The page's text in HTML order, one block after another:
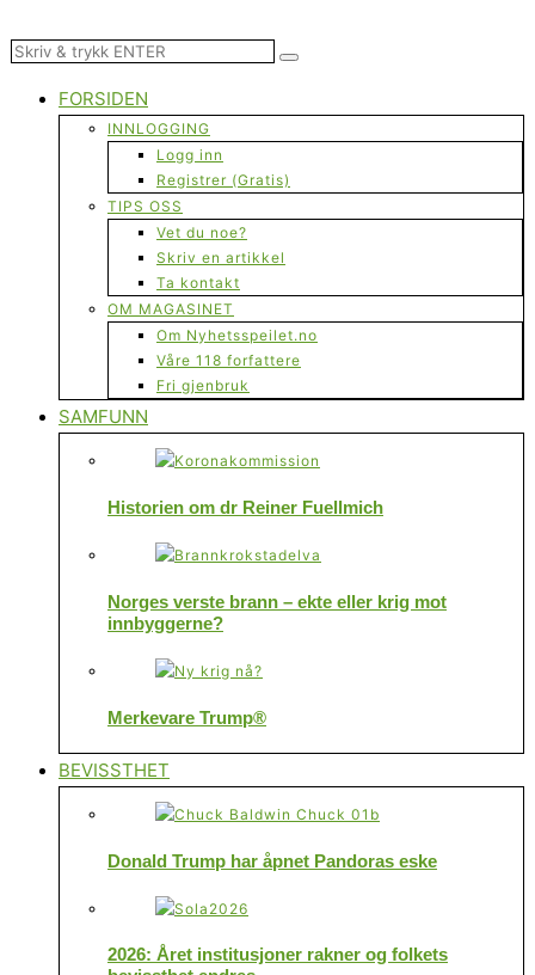
FORSIDEN
INNLOGGING
Logg inn
Registrer (Gratis)
TIPS OSS
Vet du noe?
Skriv en artikkel
Ta kontakt
OM MAGASINET
Om Nyhetsspeilet.no
Våre 118 forfattere
Fri gjenbruk
SAMFUNN
Historien om dr Reiner Fuellmich
Norges verste brann – ekte eller krig mot
innbyggerne?
Merkevare Trump®
BEVISSTHET
Donald Trump har åpnet Pandoras eske
2026: Året institusjoner rakner og folkets